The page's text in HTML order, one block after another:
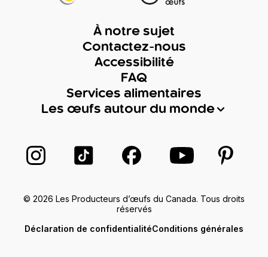
À notre sujet
Contactez-nous
Accessibilité
FAQ
Services alimentaires
Les œufs autour du monde
Suivez-nous sur Instagram
Suivez-nous sur TikTok
Suivez-nous sur Facebook
Suivez-nous sur
© 2026 Les Producteurs d’œufs du Canada. Tous droits
réservés
Déclaration de confidentialitéConditions générales